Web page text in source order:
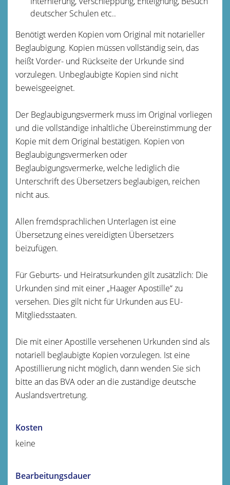
deutscher Schulen etc..
Benötigt werden Kopien vom Original mit notarieller
Beglaubigung. Kopien müssen vollständig sein, das
heißt Vorder- und Rückseite der Urkunde sind
vorzulegen. Unbeglaubigte Kopien sind nicht
beweisgeeignet.
Der Beglaubigungsvermerk muss im Original vorliegen
und die vollständige inhaltliche Übereinstimmung der
Kopie mit dem Original bestätigen. Kopien von
Beglaubigungsvermerken oder
Beglaubigungsvermerke, welche lediglich die
Unterschrift des Übersetzers beglaubigen, reichen
nicht aus.
Allen fremdsprachlichen Unterlagen ist eine
Übersetzung eines vereidigten Übersetzers
beizufügen.
Für Geburts- und Heiratsurkunden gilt zusätzlich: Die
Urkunden sind mit einer „Haager Apostille“ zu
versehen. Dies gilt nicht für Urkunden aus EU-
Mitgliedsstaaten.
Die mit einer Apostille versehenen Urkunden sind als
notariell beglaubigte Kopien vorzulegen. Ist eine
Apostillierung nicht möglich, dann wenden Sie sich
bitte an das BVA oder an die zuständige deutsche
Auslandsvertretung.
Kosten
keine
Bearbeitungsdauer